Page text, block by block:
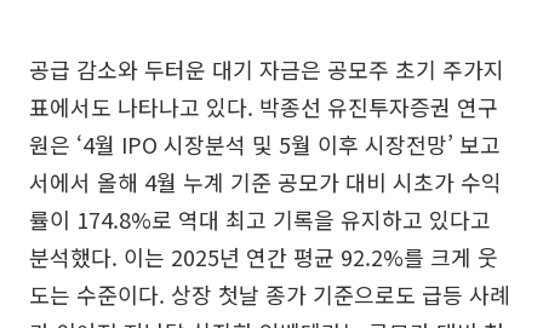
공급 감소와 두터운 대기 자금은 공모주 초기 주가지
표에서도 나타나고 있다. 박종선 유진투자증권 연구
원은 ‘4월 IPO 시장분석 및 5월 이후 시장전망’ 보고
서에서 올해 4월 누계 기준 공모가 대비 시초가 수익
률이 174.8%로 역대 최고 기록을 유지하고 있다고
분석했다. 이는 2025년 연간 평균 92.2%를 크게 웃
도는 수준이다. 상장 첫날 종가 기준으로도 급등 사례